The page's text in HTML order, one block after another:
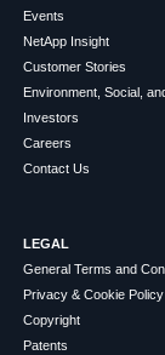
Events
NetApp Insight
Customer Stories
Environment, Social,
Investors
Careers
Contact Us
LEGAL
General Terms and
Privacy & Cookie Policy
Copyright
Patents